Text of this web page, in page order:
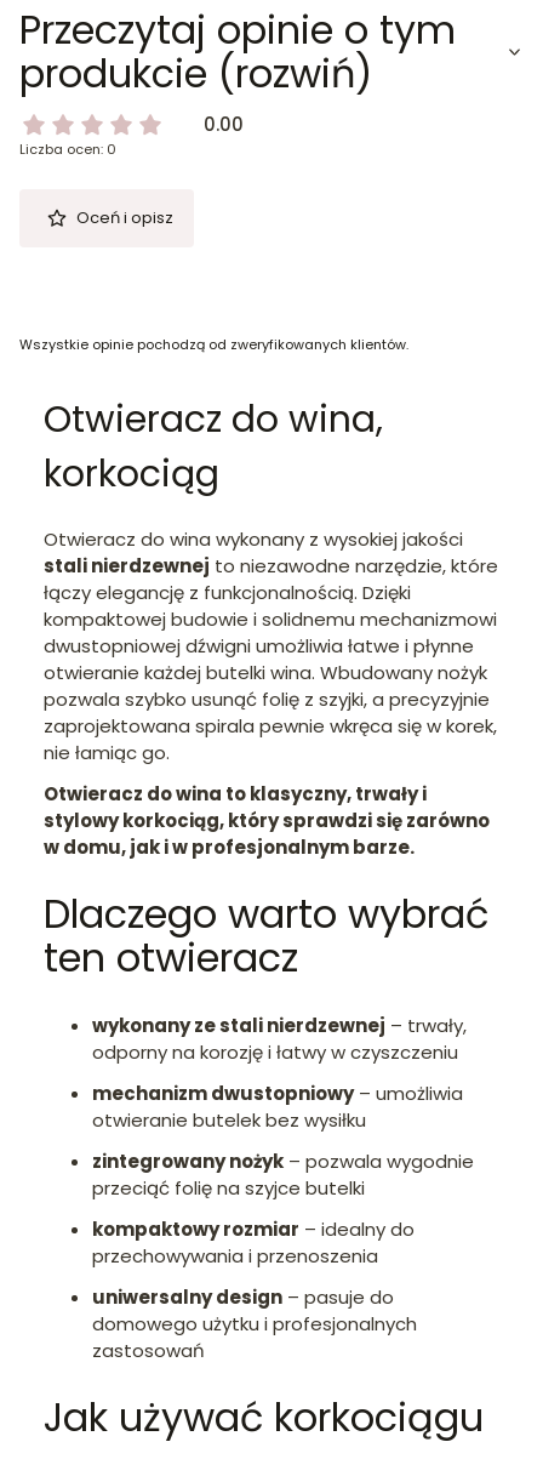
Przeczytaj opinie o tym
produkcie (rozwiń)
0.00
Liczba ocen: 0
Oceń i opisz
Wszystkie opinie pochodzą od zweryfikowanych klientów.
Otwieracz do wina,
korkociąg
Otwieracz do wina wykonany z wysokiej jakości
stali nierdzewnej to niezawodne narzędzie, które
łączy elegancję z funkcjonalnością. Dzięki
kompaktowej budowie i solidnemu mechanizmowi
dwustopniowej dźwigni umożliwia łatwe i płynne
otwieranie każdej butelki wina. Wbudowany nożyk
pozwala szybko usunąć folię z szyjki, a precyzyjnie
zaprojektowana spirala pewnie wkręca się w korek,
nie łamiąc go.
Otwieracz do wina to klasyczny, trwały i
stylowy korkociąg, który sprawdzi się zarówno
w domu, jak i w profesjonalnym barze.
Dlaczego warto wybrać
ten otwieracz
wykonany ze stali nierdzewnej – trwały,
odporny na korozję i łatwy w czyszczeniu
mechanizm dwustopniowy– umożliwia
otwieranie butelek bez wysiłku
zintegrowany nożyk – pozwala wygodnie
przeciąć folię na szyjce butelki
kompaktowy rozmiar – idealny do
przechowywania i przenoszenia
uniwersalny design – pasuje do
domowego użytku i profesjonalnych
zastosowań
Jak używać korkociągu